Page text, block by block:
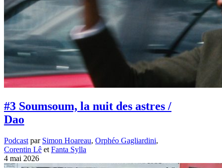
#3 Soumsoum, la nuit des astres /
Dao
Podcast par Simon Hoareau, Orphéo Gagliardini,
Corentin Lê et Fanta Sylla
4 mai 2026